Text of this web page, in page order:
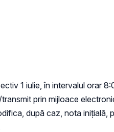
1 iulie, în intervalul orar
prin mijloace
după caz, nota inițială,